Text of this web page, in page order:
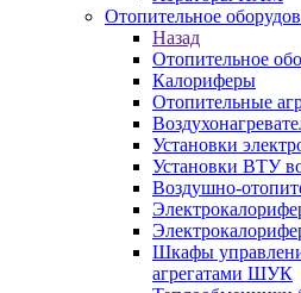
Отопительное
Назад
Отопительное
Калориферы
Отопительные
Установки
Установки ВТУ
Воздушно-
Шкафы
агрегатами ШУК